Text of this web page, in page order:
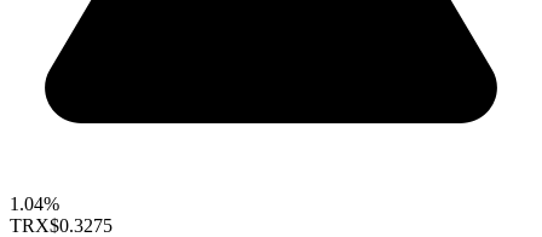
1.04%
TRX$0.3275